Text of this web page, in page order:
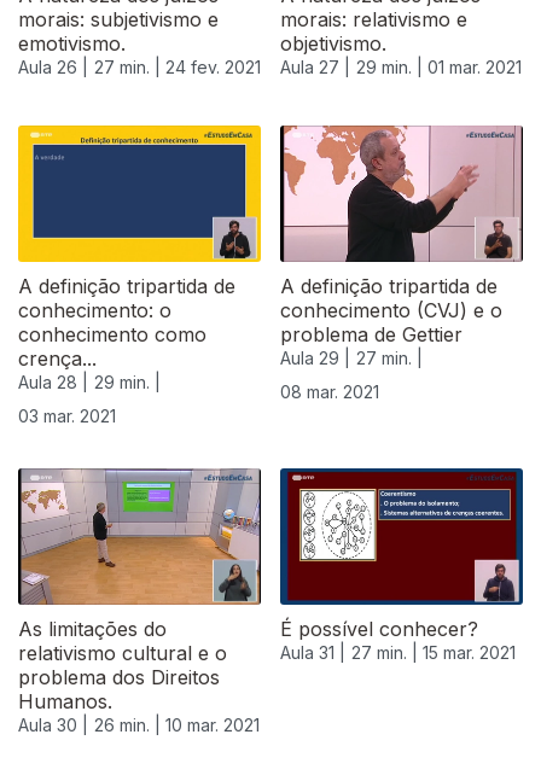
morais: subjetivismo e
emotivismo.
Aula 26 | 27 min. | 24 fev. 2021
morais: relativismo e
objetivismo.
Aula 27 | 29 min. | 01 mar. 2021
A definição tripartida de
conhecimento: o
conhecimento como
crença...
Aula 28 |
29 min. |
03 mar. 2021
A definição tripartida de
conhecimento (CVJ) e o
problema de Gettier
Aula 29 |
27 min. |
08 mar. 2021
As limitações do
relativismo cultural e o
problema dos Direitos
Humanos.
Aula 30 | 26 min. | 10 mar. 2021
É possível conhecer?
Aula 31 | 27 min. | 15 mar. 2021